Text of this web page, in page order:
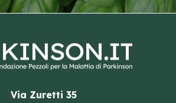
Via Zuretti 35